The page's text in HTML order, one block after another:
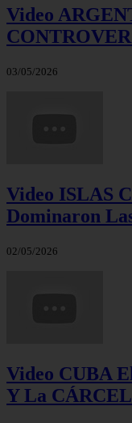
Video
03/05/2026
Video ISLAS
Dominaron
02/05/2026
Video CUBA
Y La